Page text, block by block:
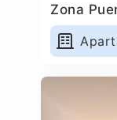
Zona